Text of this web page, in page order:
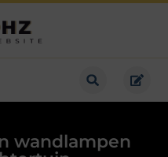
wandlampen